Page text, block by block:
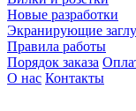
Новые разработки
Экранирующие
Правила работы
Порядок заказа
О нас Контакты